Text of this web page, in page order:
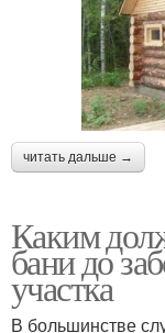
читать дальше →
Каким
бани до
участка
В большинстве